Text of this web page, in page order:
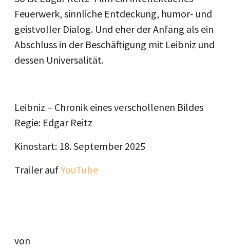
Feuerwerk, sinnliche Entdeckung, humor- und
geistvoller Dialog. Und eher der Anfang als ein
Abschluss in der Beschäftigung mit Leibniz und
dessen Universalität.
Leibniz – Chronik eines verschollenen Bildes
Regie: Edgar Reitz
Kinostart: 18. September 2025
Trailer aufYouTube
von